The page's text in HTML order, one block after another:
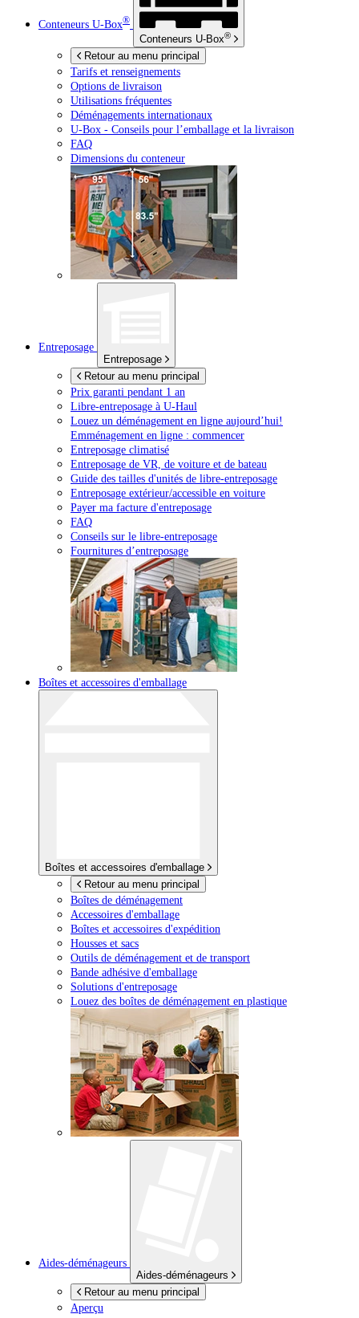
Conteneurs U-Box®
Conteneurs U-Box®
Retour au menu principal
Tarifs et renseignements
Options de livraison
Utilisations fréquentes
Déménagements internationaux
U-Box - Conseils pour l’emballage et la livraison
FAQ
Dimensions du conteneur
Entreposage
Entreposage
Retour au menu principal
Prix garanti pendant 1 an
Libre-entreposage à U-Haul
Louez un déménagement en ligne aujourd’hui!
Emménagement en ligne : commencer
Entreposage climatisé
Entreposage de VR, de voiture et de bateau
Guide des tailles d'unités de libre-entreposage
Entreposage extérieur/accessible en voiture
Payer ma facture d'entreposage
FAQ
Conseils sur le libre-entreposage
Fournitures d’entreposage
Boîtes et accessoires d'emballage
Boîtes et accessoires d'emballage
Retour au menu principal
Boîtes de déménagement
Accessoires d'emballage
Boîtes et accessoires d'expédition
Housses et sacs
Outils de déménagement et de transport
Bande adhésive d'emballage
Solutions d'entreposage
Louez des boîtes de déménagement en plastique
Aides-déménageurs
Aides-déménageurs
Retour au menu principal
Aperçu